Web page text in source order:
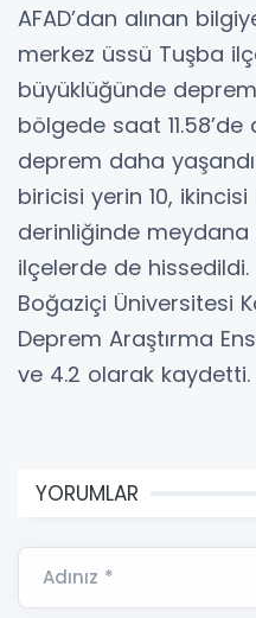
AFAD’dan alınan
merkez üssü Tuşba
büyüklüğünde
bölgede saat
deprem daha
biricisi yerin 10,
derinliğinde
ilçelerde de hissedildi.
Boğaziçi Üniversitesi
Deprem Araştırma
ve 4.2 olarak kaydetti.
YORUMLAR
Adınız *